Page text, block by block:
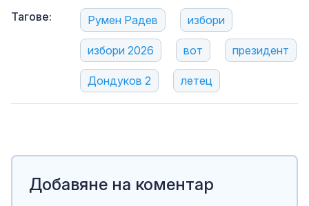
Тагове: Румен Радев избори
избори 2026 вот президент
Дондуков 2 летец
Добавяне на коментар